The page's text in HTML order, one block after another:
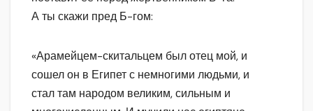
А ты скажи пред Б-гом:
«Арамейцем-скитальцем был отец мой, и
сошел он в Египет с немногими людьми, и
стал там народом великим, сильным и